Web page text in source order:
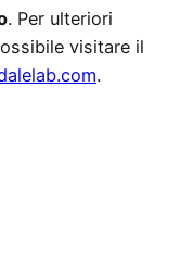
. Per ulteriori
visitare il
.